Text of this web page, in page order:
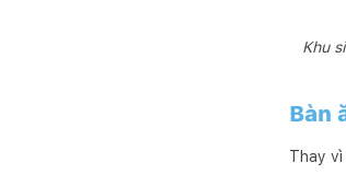
Khu
Bàn
Thay